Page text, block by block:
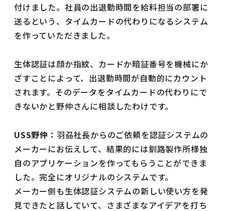
付けました。社員の出退勤時間を給料担当の部署に
送るという、タイムカードの代わりになるシステム
を作っていただきました。
生体認証は顔か指紋、カードか暗証番号を機械にか
ざすことによって、出退勤時間が自動的にカウント
されます。そのデータをタイムカードの代わりにで
きないかと野仲さんに相談したわけです。
USS野仲： 羽刕社長からのご依頼を認証システムの
メーカーにお伝えして、結果的には釧路製作所様独
自のアプリケーションを作ってもらうことができま
した。完全にオリジナルのシステムです。
メーカー側も生体認証システムの新しい使い方を発
見できたと話していて、さまざまなアイデアを打ち